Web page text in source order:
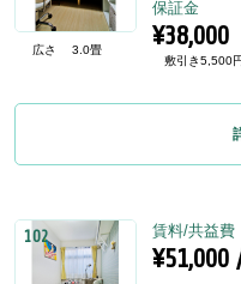
広さ 3.0畳
保証金
¥38,000
敷引き5,500
102 賃料/共益費
¥51,000